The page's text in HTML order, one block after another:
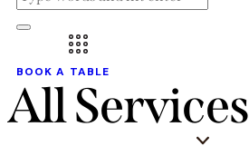
BOOK A TABLE
All Services